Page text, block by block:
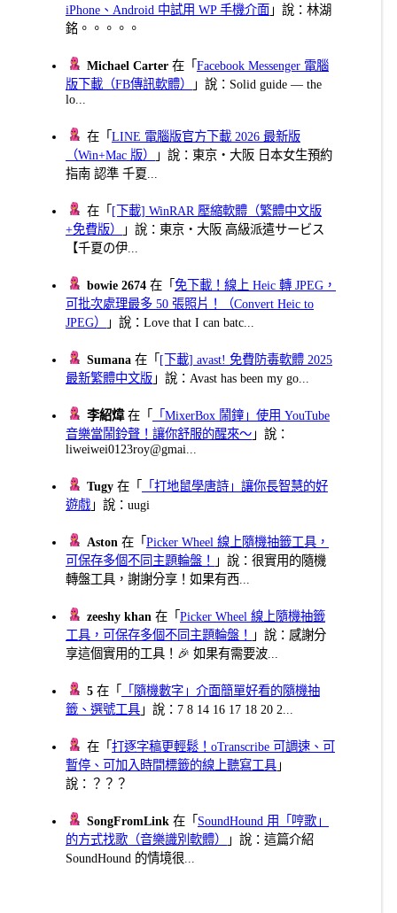
iPhone、Android 中試用 WP 手機介面 」說：林湖
銘。。。。。
Michael Carter 在「Facebook Messenger 電腦
版下載（FB傳訊軟體）
」說：Solid guide — the
lo...
在「LINE 電腦版官方下載 2026 最新版
（Win+Mac 版）
」說：東京・大阪 日本女生預約
指南 認準 千夏...
在「 [下載] WinRAR 壓縮軟體（繁體中文版
+免費版）
」說：東京・大阪 高級派遣サービス
【千夏の伊...
bowie 2674 在「免下載！線上 Heic 轉 JPEG，
可批次處理最多 50 張照片！（Convert Heic to
JPEG）
」說：Love that I can batc...
Sumana 在「 [下載] avast! 免費防毒軟體 2025
最新繁體中文版 」說：Avast has been my go...
李紹煒在「
「MixerBox 鬧鐘」使用 YouTube
音樂當鬧鈴聲！讓你舒服的醒來～ 」說：
liweiwei0123roy@gmai...
Tugy 在「
「打地鼠學唐詩」讓你長智慧的好
遊戲 」說：uugi
Aston 在「Picker Wheel 線上隨機抽籤工具，
可保存多個不同主題輪盤！
」說：很實用的隨機
轉盤工具，謝謝分享！如果有西...
zeeshy khan 在「Picker Wheel 線上隨機抽籤
工具，可保存多個不同主題輪盤！
」說：感謝分
享這個實用的工具！🎉 如果有需要波...
5 在「
「隨機數字」介面簡單好看的隨機抽
籤、選號工具 」說：7 8 14 16 17 18 20 2...
在「打逐字稿更輕鬆！oTranscribe 可調速、可
暫停、可加入時間標籤的線上聽寫工具 」
說：？？？
SongFromLink 在「 SoundHound 用「哼歌」
的方式找歌（音樂識別軟體）
」說：這篇介紹
SoundHound 的情境很...